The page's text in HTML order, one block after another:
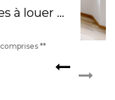
comprises **